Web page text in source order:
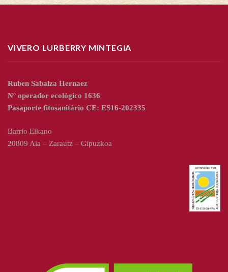
VIVERO LURBERRY MINTEGIA
Ruben Sabalza Hernaez
Nº operador ecológico 1636
Pasaporte fitosanitário CE: ES16-202335
Barrio Elkano
20809 Aia – Zarautz – Gipuzkoa